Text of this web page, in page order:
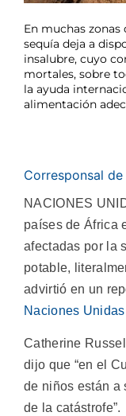
En muchas
sequía deja a
insalubre, cuyo
mortales, sobre
la ayuda
alimentación
Corresponsal de
NACIONES
países de África
afectadas por la
potable,
advirtió en un
Naciones
Catherine
dijo que “en el
de niños están a
de la catástrofe”.